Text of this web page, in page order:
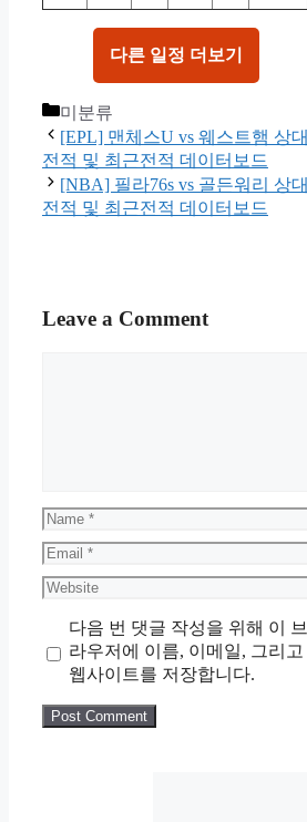
다른 일정 더보기
Categories
미분류
[EPL] 맨체스U vs 웨스트햄 상대
전적 및 최근전적 데이터보드
[NBA] 필라76s vs 골든워리 상대
전적 및 최근전적 데이터보드
Leave a Comment
Name
Email
Website
다음 번 댓글 작성을 위해 이 브
라우저에 이름, 이메일, 그리고
웹사이트를 저장합니다.